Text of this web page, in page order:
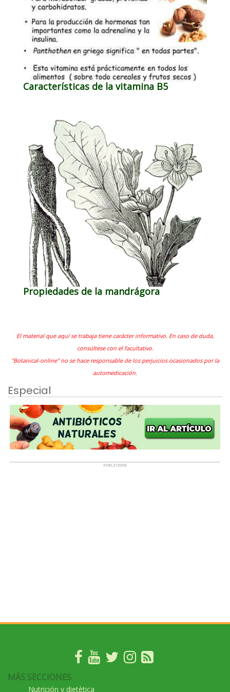
Características de la vitamina B5
Propiedades de la mandrágora
El material que aquí se trabaja tiene carácter informativo. En caso de duda,
consúltese con el facultativo.
"Botanical-online" no se hace responsable de los perjuicios ocasionados por la
automedicación.
Especial
MÁS SECCIONES
Nutrición y dietética